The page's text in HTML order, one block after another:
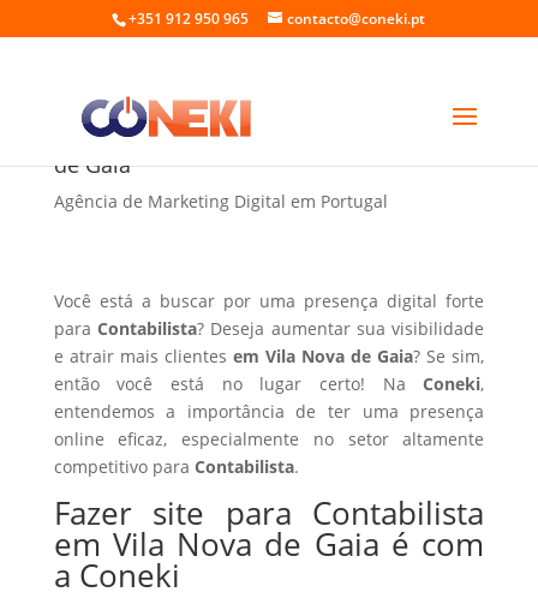
+351 912 950 965 contacto@coneki.pt
Fazer site para Contabilista em Vila Nova
de Gaia
Agência de Marketing Digital em Portugal
Você está a buscar por uma presença digital forte
paraContabilista? Deseja aumentar sua visibilidade
e atrair mais clientes em Vila Nova de Gaia? Se sim,
então você está no lugar certo! NaConeki,
entendemos a importância de ter uma presença
online eficaz, especialmente no setor altamente
competitivo para Contabilista.
Fazer site para Contabilista
em Vila Nova de Gaia é com
a Coneki